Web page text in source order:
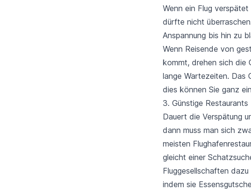
Wenn ein Flug
dürfte nicht
Anspannung bis hin zu
Wenn Reisende von
kommt, drehen sich die
lange Wartezeiten. Das
dies können Sie ganz
3. Günstige Restaurants
Dauert die Verspätung
dann muss man sich
meisten
gleicht einer
Fluggesellschaften
indem sie